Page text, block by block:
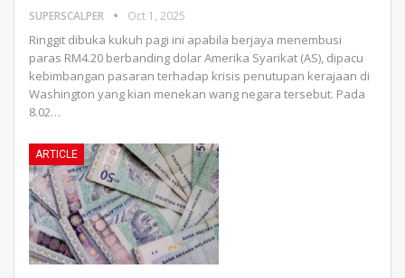
SUPERSCALPER Oct 1, 2025
Ringgit dibuka kukuh pagi ini apabila berjaya menembusi
paras RM4.20 berbanding dolar Amerika Syarikat (AS), dipacu
kebimbangan pasaran terhadap krisis penutupan kerajaan di
Washington yang kian menekan wang negara tersebut. Pada
8.02…
ARTICLE